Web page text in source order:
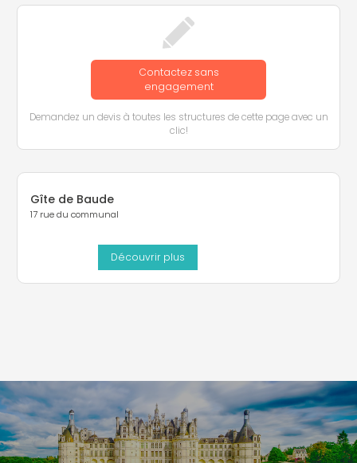
Contactez sans
engagement
Demandez un devis à toutes les structures de cette page avec un
clic!
Gîte de Baude
17 rue du communal
Découvrir plus